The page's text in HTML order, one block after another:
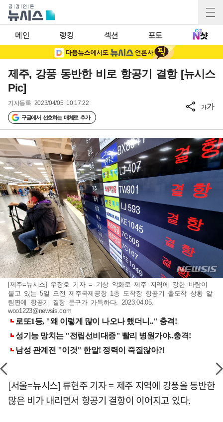
메인 랭킹 섹션 포토
제주, 강풍 동반한 비로 항공기 결항 [뉴시스
Pic]
기사등록 2023/04/05 10:17:22
구글에서 선호하는 매체로 추가
가가
[제주=뉴시스] 우장호 기자 = 기상 악화로 제주 지역에 강한 바람이
불고 있는 5일 오전 제주국제공항 1층 도착장 항공기 출도착 상황 알
림판에 항공기 결항 문구가 가득하다. 2023.04.05.
woo1223@newsis.com
[서울=뉴시스] 류현주 기자 = 제주 지역에 강풍을 동반한
많은 비가 내리면서 항공기 결항이 이어지고 있다.